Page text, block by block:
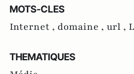
MOTS-CLES
Internet , domaine , url ,
THEMATIQUES